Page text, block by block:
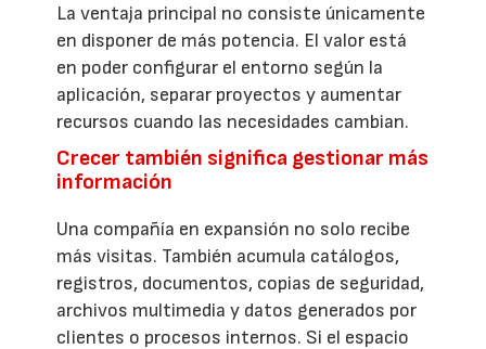
La ventaja principal no consiste únicamente
en disponer de más potencia. El valor está
en poder configurar el entorno según la
aplicación, separar proyectos y aumentar
recursos cuando las necesidades cambian.
Crecer también significa gestionar más
información
Una compañía en expansión no solo recibe
más visitas. También acumula catálogos,
registros, documentos, copias de seguridad,
archivos multimedia y datos generados por
clientes o procesos internos. Si el espacio